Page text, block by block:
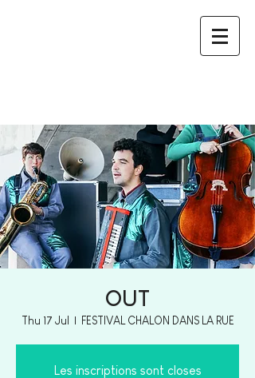
OUT
Thu 17 Jul
  |
FESTIVAL CHALON DANS LA RUE
Les inscriptions sont closes